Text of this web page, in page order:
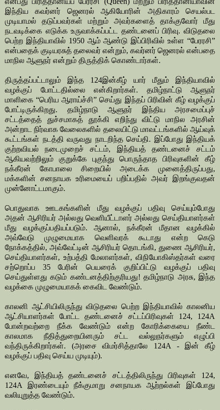
இந்திய கவர்னர் ஜெனரல் ஆகியோரின் அதிகாரம் செயல்பட
முடியாமல் தடுப்பவர்கள் மற்றும் அவர்களைத் தாக்குவோர் மீது
நடவடிக்கை எடுக்க உருவாக்கப்பட்ட தண்டனைப் பிரிவு. விடுதலை
பெற்ற இந்தியாவில் 1950 ஆம் ஆண்டு இப்பிரிவில் உள்ள “பேரரசி”
என்பதைக் குடியரசுத் தலைவர் என்றும், கவர்னர் ஜெனரல் என்பதை
மாநில ஆளுநர் என்றும் திருத்திக் கொண்டார்கள்.
திருத்தப்பட்டாலும் இந்த 124இன்கீழ் யார் மீதும் இந்தியாவில்
வழக்குப் போட்டதில்லை என்கிறார்கள். தமிழ்நாட்டு ஆளுநர்
மாளிகை “பெரிய ஆராய்ச்சி” செய்து இந்தப் பிரிவின் கீழ் வழக்குப்
போட்டிருக்கிறது. தமிழ்நாடு ஆளுநர் இந்திய அரசமைப்புச்
சட்டத்தைத் துச்சமாகத் தூக்கி எறிந்து விட்டு மாநில அரசின்
அன்றாட நிர்வாக வேலைகளில் தலையிட்டு மாவட்டங்களில் ஆய்வுக்
கூட்டங்கள் நடத்தி வருவது நாடறிந்த செய்தி. இப்போது இந்தியக்
குற்றவியல் நடைமுறைச் சட்டம், இந்தியத் தண்டனைச் சட்டம்
ஆகியவற்றிலும் குறுக்கே புகுந்து பொருந்தாத பிரிவுகளின் கீழ்
நக்கீரன் கோபாலை சிறையில் அடைக்க முனைத்திருப்பது,
மக்களின் சனநாயக உரிமையைப் பறிப்பதில் அவர் இறங்குவதன்
முன்னோட்டமாகும்.
பொதுவாக ஊடகங்களின் மீது வழக்குப் பதிவு செய்யும்போது
அதன் ஆசிரியர் அல்லது வெளியீட்டாளர் அல்லது செய்தியாளர்கள்
மீது வழக்குப்பதியப்படும். ஆனால், நக்கீரன் மீதான வழக்கில்
அவ்வேடு முழுமையாக வெளிவரக் கூடாது என்ற கெடு
நோக்கத்தில், அவ்வேட்டின் ஆசிரியர் தொடங்கி, துணை ஆசிரியர்,
செய்தியாளர்கள், உற்பத்தி மேலாளர்கள், விநியோகிஸ்தர்கள் வரை
சற்றொப்ப 35 பேரின் பெயரைக் குறிப்பிட்டு வழக்குப் பதிவு
செய்துள்ளது கடும் கண்டனத்திற்குரியது! தமிழ்நாடு அரசு, இந்த
வழக்கை முழுமையாகக் கைவிட வேண்டும்.
காலனி ஆட்சியிலிருந்து விடுதலை பெற்ற இந்தியாவில் காலனிய
ஆட்சியாளர்கள் போட்ட தண்டனைச் சட்டப்பிரிவுகள் 124, 124A
போன்றவற்றை நீக்க வேண்டும் என்ற கோரிக்கையை நீண்ட
காலமாக நீதித்துறையினரும் சட்ட வல்லுநர்களும் எழுப்பி
வந்திருக்கிறார்கள். (அரசை விமர்சித்தாலே 124A - இன் கீழ்
வழக்குப் பதிவு செய்ய முடியும்).
எனவே, இந்தியத் தண்டனைச் சட்டத்திலிருந்து பிரிவுகள் 124,
124A இரண்டையும் நீக்குமாறு சனநாயக ஆற்றல்கள் இப்போது
வலியுறுத்த வேண்டும்.